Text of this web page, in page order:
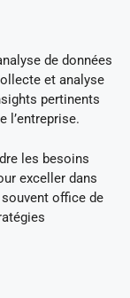
de données
et analyse
pertinents
l’entreprise.
les besoins
exceller dans
office de